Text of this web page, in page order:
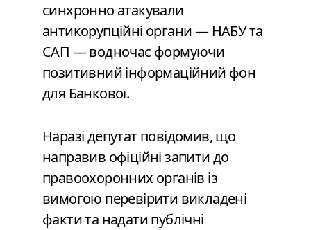
синхронно атакували
антикорупційні органи — НАБУ та
САП — водночас формуючи
позитивний інформаційний фон
для Банкової.
Наразі депутат повідомив, що
направив офіційні запити до
правоохоронних органів із
вимогою перевірити викладені
факти та надати публічні